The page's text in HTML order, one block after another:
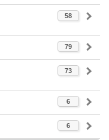
58
79
73
6
6